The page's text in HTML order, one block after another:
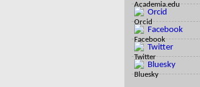
Orcid
Facebook
Twitter
Bluesky